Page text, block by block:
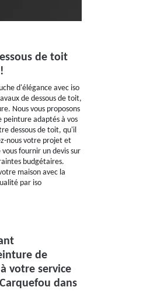
de toit
d'élégance avec iso
de dessous de toit,
Nous vous proposons
peinture adaptés à vos
dessous de toit, qu'il
nous votre projet et
fournir un devis sur
budgétaires.
maison avec la
par iso
de
votre service
dans